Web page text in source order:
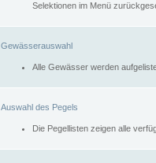
Selektionen im Menü
Gewässerauswahl
Alle Gewässer werden
Auswahl des Pegels
Die Pegellisten zeigen alle